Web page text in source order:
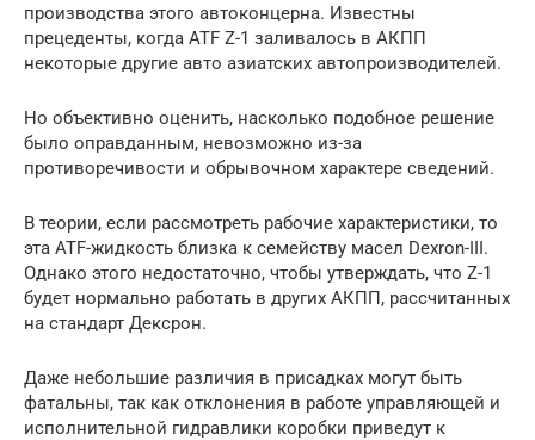
производства этого автоконцерна. Известны
прецеденты, когда ATF Z-1 заливалось в АКПП
некоторые другие авто азиатских автопроизводителей.
Но объективно оценить, насколько подобное решение
было оправданным, невозможно из-за
противоречивости и обрывочном характере сведений.
В теории, если рассмотреть рабочие характеристики, то
эта ATF-жидкость близка к семейству масел Dexron-III.
Однако этого недостаточно, чтобы утверждать, что Z-1
будет нормально работать в других АКПП, рассчитанных
на стандарт Дексрон.
Даже небольшие различия в присадках могут быть
фатальны, так как отклонения в работе управляющей и
исполнительной гидравлики коробки приведут к